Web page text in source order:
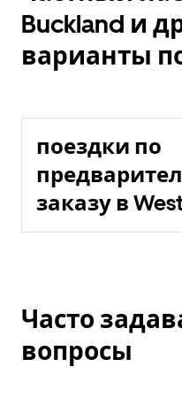
Buckland и
варианты
поездки по
заказу в
Часто
вопросы